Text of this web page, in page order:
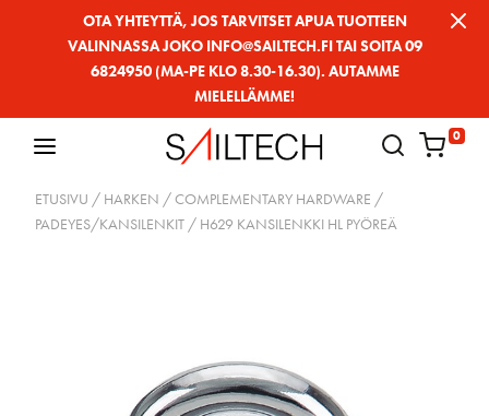
OTA YHTEYTTÄ, JOS TARVITSET APUA TUOTTEEN
VALINNASSA JOKO INFO@SAILTECH.FI TAI SOITA 09
6824950 (MA-PE KLO 8.30-16.30). AUTAMME
MIELELLÄMME!
0
ETUSIVU / HARKEN /COMPLEMENTARY HARDWARE /
PADEYES/KANSILENKIT / H629 KANSILENKKI HL PYÖREÄ